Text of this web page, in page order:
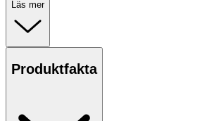
bandagering av stomiopererade barn.
Läs mer
Produktfakta